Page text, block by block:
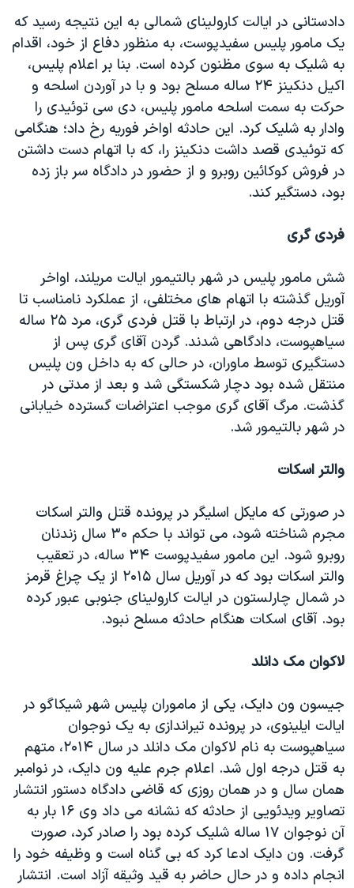
دادستانی در ایالت کارولینای شمالی به این نتیجه رسید که
یک مامور پلیس سفیدپوست، به منظور دفاع از خود، اقدام
به شلیک به سوی مظنون کرده است. بنا بر اعلام پلیس،
اکیل دنکینز ۲۴ ساله مسلح بود و با در آوردن اسلحه و
حرکت به سمت اسلحه مامور پلیس، دی سی توئیدی را
وادار به شلیک کرد. این حادثه اواخر فوریه رخ داد؛ هنگامی
که توئیدی قصد داشت دنکینز را، که با اتهام دست داشتن
در فروش کوکائین روبرو و از حضور در دادگاه سر باز زده
بود، دستگیر کند.
فردی گری
شش مامور پلیس در شهر بالتیمور ایالت مریلند، اواخر
آوریل گذشته با اتهام های مختلفی، از عملکرد نامناسب تا
قتل درجه دوم، در ارتباط با قتل فردی گری، مرد ۲۵ ساله
سیاهپوست، دادگاهی شدند. گردن آقای گری پس از
دستگیری توسط ماوران، در حالی که به داخل ون پلیس
منتقل شده بود دچار شکستگی شد و بعد از مدتی در
گذشت. مرگ آقای گری موجب اعتراضات گسترده خیابانی
در شهر بالتیمور شد.
والتر اسکات
در صورتی که مایکل اسلیگر در پرونده قتل والتر اسکات
مجرم شناخته شود، می تواند با حکم ۳۰ سال زندنان
روبرو شود. این مامور سفیدپوست ۳۴ ساله، در تعقیب
والتر اسکات بود که در آوریل سال ۲۰۱۵ از یک چراغ قرمز
در شمال چارلستون در ایالت کارولینای جنوبی عبور کرده
بود. آقای اسکات هنگام حادثه مسلح نبود.
لاکوان مک دانلد
جیسون ون دایک، یکی از ماموران پلیس شهر شیکاگو در
ایالت ایلینوی، در پرونده تیراندازی به یک نوجوان
سیاهپوست به نام لاکوان مک دانلد در سال ۲۰۱۴، متهم
به قتل درجه اول شد. اعلام جرم علیه ون دایک، در نوامبر
همان سال و در همان روزی که قاضی دادگاه دستور انتشار
تصاویر ویدئویی از حادثه که نشانه می داد وی ۱۶ بار به
آن نوجوان ۱۷ ساله شلیک کرده بود را صادر کرد، صورت
گرفت. ون دایک ادعا کرد که بی گناه است و وظیفه خود را
انجام داده و در حال حاضر به قید وثیقه آزاد است. انتشار